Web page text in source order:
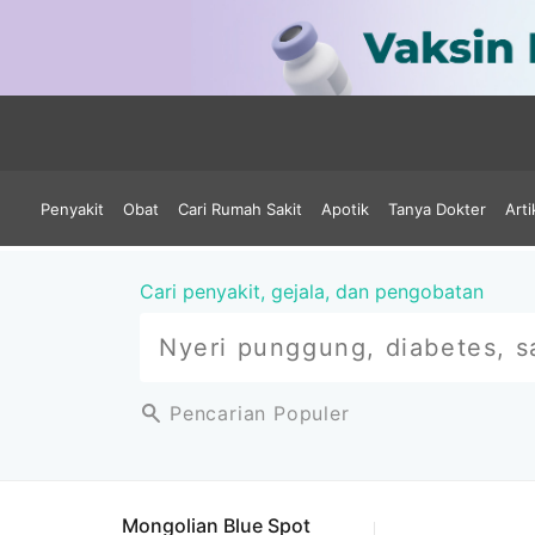
Penyakit Obat Cari Rumah Sakit Apotik Tanya Dokter
Cari penyakit, gejala, dan pengobatan
Pencarian Populer
Mongolian Blue Spot